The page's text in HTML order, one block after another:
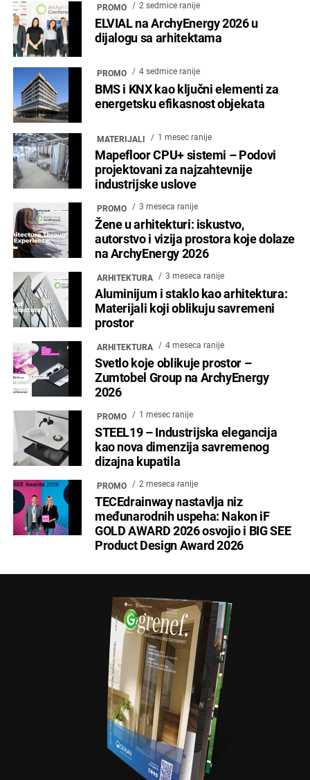
PROMO 2 sedmice ranije
ELVIAL na ArchyEnergy 2026 u
dijalogu sa arhitektama
PROMO 4 sedmice ranije
BMS i KNX kao ključni elementi za
energetsku efikasnost objekata
MATERIJALI 1 mesec ranije
Mapefloor CPU+ sistemi – Podovi
projektovani za najzahtevnije
industrijske uslove
PROMO 3 meseca ranije
Žene u arhitekturi: iskustvo,
autorstvo i vizija prostora koje dolaze
na ArchyEnergy 2026
ARHITEKTURA 3 meseca ranije
Aluminijum i staklo kao arhitektura:
Materijali koji oblikuju savremeni
prostor
ARHITEKTURA 4 meseca ranije
Svetlo koje oblikuje prostor –
Zumtobel Group na ArchyEnergy
2026
PROMO 1 mesec ranije
STEEL19 – Industrijska elegancija
kao nova dimenzija savremenog
dizajna kupatila
PROMO 2 meseca ranije
TECEdrainway nastavlja niz
međunarodnih uspeha: Nakon iF
GOLD AWARD 2026 osvojio i BIG SEE
Product Design Award 2026